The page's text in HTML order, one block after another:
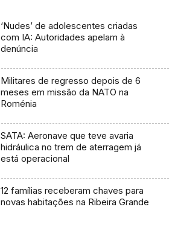
‘Nudes’ de adolescentes criadas
com IA: Autoridades apelam à
denúncia
Militares de regresso depois de 6
meses em missão da NATO na
Roménia
SATA: Aeronave que teve avaria
hidráulica no trem de aterragem já
está operacional
12 famílias receberam chaves para
novas habitações na Ribeira Grande